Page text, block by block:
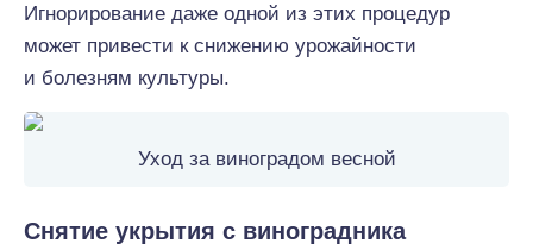
Игнорирование даже одной из этих процедур
может привести к снижению урожайности
и болезням культуры.
Уход за виноградом весной
Снятие укрытия с виноградника